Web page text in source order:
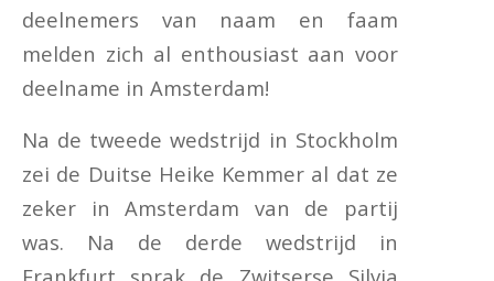
deelnemers van naam en faam
melden zich al enthousiast aan voor
deelname in Amsterdam!
Na de tweede wedstrijd in Stockholm
zei de Duitse Heike Kemmer al dat ze
zeker in Amsterdam van de partij
was. Na de derde wedstrijd in